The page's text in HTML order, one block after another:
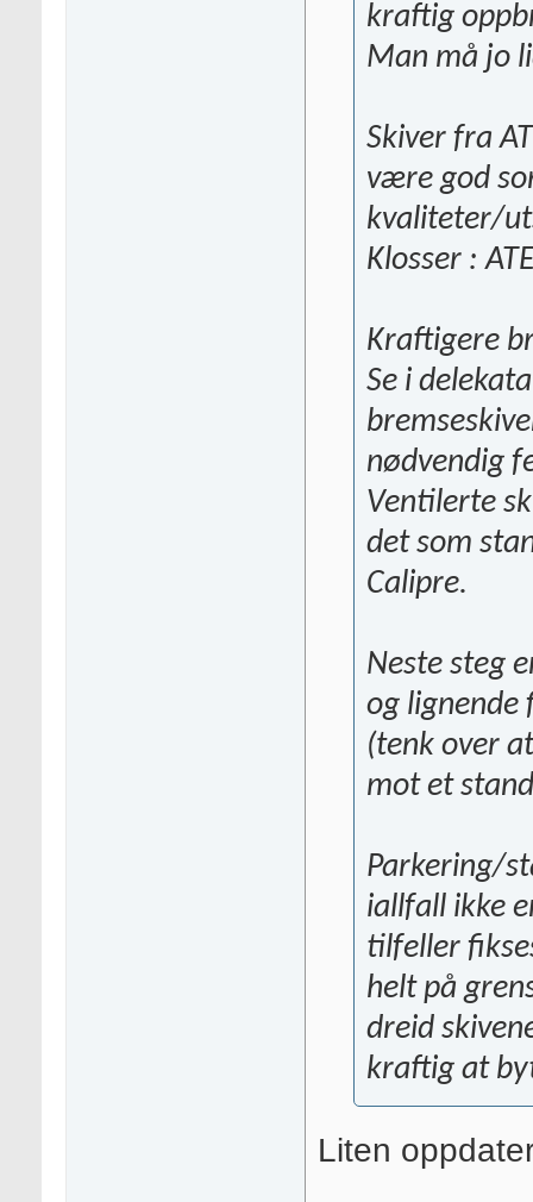
kraftig
Man må jo
Skiver fra
være god
kvaliteter/
Klosser :
Kraftigere
Se i
nødvendig
Ventilerte
det som
Calipre.
Neste steg
og lignende
(tenk over
mot et
Parkering/
iallfall ikke
tilfeller
helt på
dreid
kraftig at
Liten